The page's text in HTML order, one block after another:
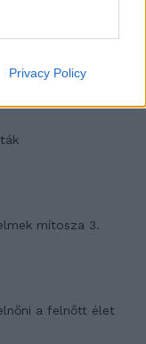
Privacy Policy
mítosza 3.
a felnőtt élet